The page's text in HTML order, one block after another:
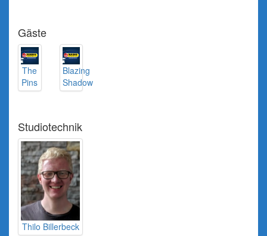
Gäste
The
Pins
Blazing
Shadow
Studiotechnik
Thilo Billerbeck